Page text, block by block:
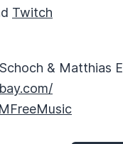
Twitch
& Matthias